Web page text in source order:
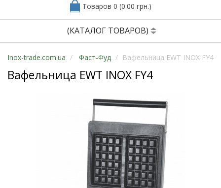
Товаров 0 (0.00 грн.)
(КАТАЛОГ ТОВАРОВ)
Inox-trade.com.ua Фаст-Фуд Вафельница EWT INOX FY4
Вафельница EWT INOX FY4